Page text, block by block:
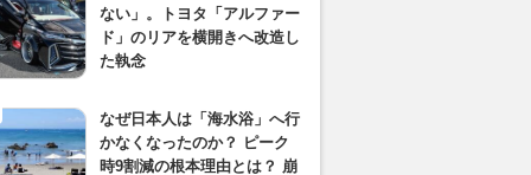
ない」。トヨタ「アルファー
ド」のリアを横開きへ改造し
た執念
なぜ日本人は「海水浴」へ行
かなくなったのか？ ピーク
時9割減の根本理由とは？ 崩